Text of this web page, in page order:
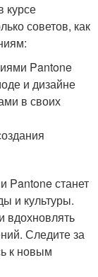
курсе
советов, как
Pantone
и дизайне
в своих
Pantone станет
и культуры.
вдохновлять
Следите за
к новым